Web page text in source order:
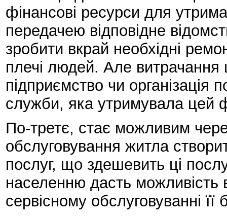
фінансові ресурси для
передачею відповідне
зробити вкрай необхідні
плечі людей. Але витрачання
підприємство чи організація
служби, яка утримувала цей
По-третє, стає можливим
обслуговування житла
послуг, що здешевить ці
населенню дасть можливість
сервісному обслуговуванні